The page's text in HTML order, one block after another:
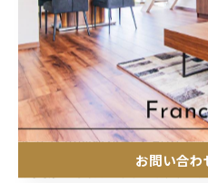
で課題を洗い出すことも重
収益構造を強化する工務
工務店の収益構造を強化す
と業務の効率化が不可欠で
格交渉や資材の共同購入、
お問い合わ